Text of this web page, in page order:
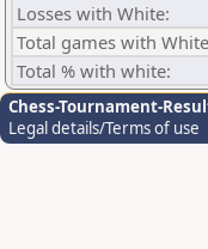
Losses with White:
Total games with
Total % with white:
Chess-Tournament-
Legal details/Terms of use